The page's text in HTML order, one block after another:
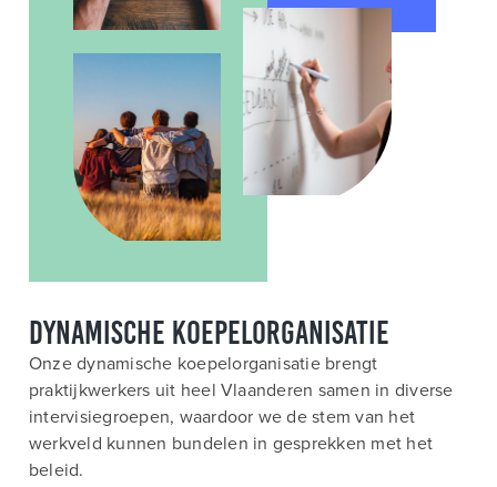
Dynamische koepelorganisatie
Onze dynamische koepelorganisatie brengt
praktijkwerkers uit heel Vlaanderen samen in diverse
intervisiegroepen, waardoor we de stem van het
werkveld kunnen bundelen in gesprekken met het
beleid.